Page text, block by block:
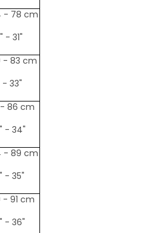
- 78 cm
- 31"
- 83 cm
- 33"
- 86 cm
- 34"
- 89 cm
- 35"
- 91 cm
- 36"